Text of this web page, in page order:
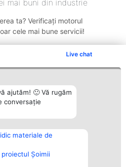
Live chat
ajutăm! 🙂 Vă rugăm
conversație
materiale de
Șoimii
mai buni din industrie
ta? Verificați motorul
cele mai bune servicii!
Lista Tuturor
Contact